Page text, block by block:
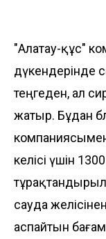
"Алатау-құс"
дүкендерінде
теңгеден, ал
жатыр. Бұдан
компаниясымен
келісі үшін
сауда
аспайтын